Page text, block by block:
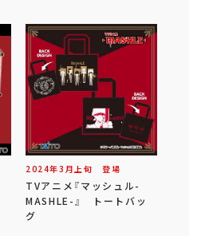
2024年3 月 上旬 登場
TVアニメ『マッシュル-
MASHLE-』 トートバッ
グ